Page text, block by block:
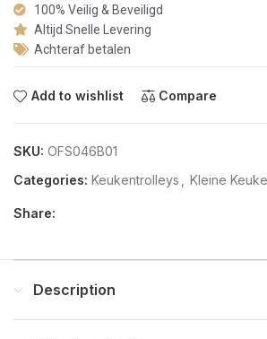
100% Veilig & Beveiligd
Altijd Snelle Levering
Achteraf betalen
Add to wishlist Compare
SKU: OFS046B01
Categories: Keukentrolleys Kleine
Share:
Description